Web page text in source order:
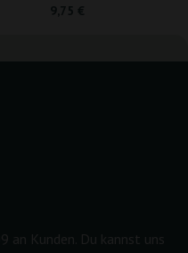
9,75 €
an Kunden. Du kannst uns